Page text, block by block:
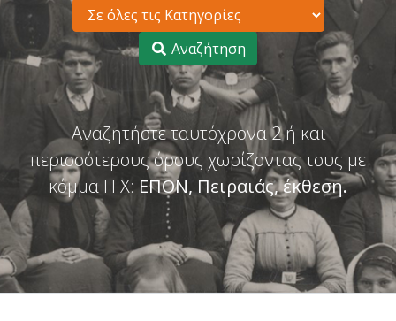
Αναζήτηση
Αναζητήστε ταυτόχρονα 2 ή και
περισσότερους όρους χωρίζοντας τους με
κόμμα Π.Χ: ΕΠΟΝ, Πειραιάς, έκθεση.